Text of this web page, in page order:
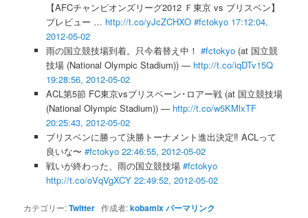
【AFCチャンピオンズリーグ2012 Ｆ東京 vs ブリスベン】
プレビュー … http://t.co/yJcZCHXO #fctokyo 17:12:04,
2012-05-02
雨の国立競技場到着。只今着替え中！ #fctokyo(at 国立競
技場 (National Olympic Stadium)) — http://t.co/iqDTv15Q
19:28:56, 2012-05-02
ACL第5節 FC東京vsブリスベーン･ロアー戦 (at 国立競技場
(National Olympic Stadium)) — http://t.co/w5KMlxTF
20:25:43, 2012-05-02
ブリスベンに勝って決勝トーナメント進出決定‼ ACLって
良いな〜 #fctokyo 22:46:55, 2012-05-02
戦いが終わった、雨の国立競技場 #fctokyo
http://t.co/oVqVgXCY 22:49:52, 2012-05-02
カテゴリー:Twitter 作成者:kobamixパーマリンク